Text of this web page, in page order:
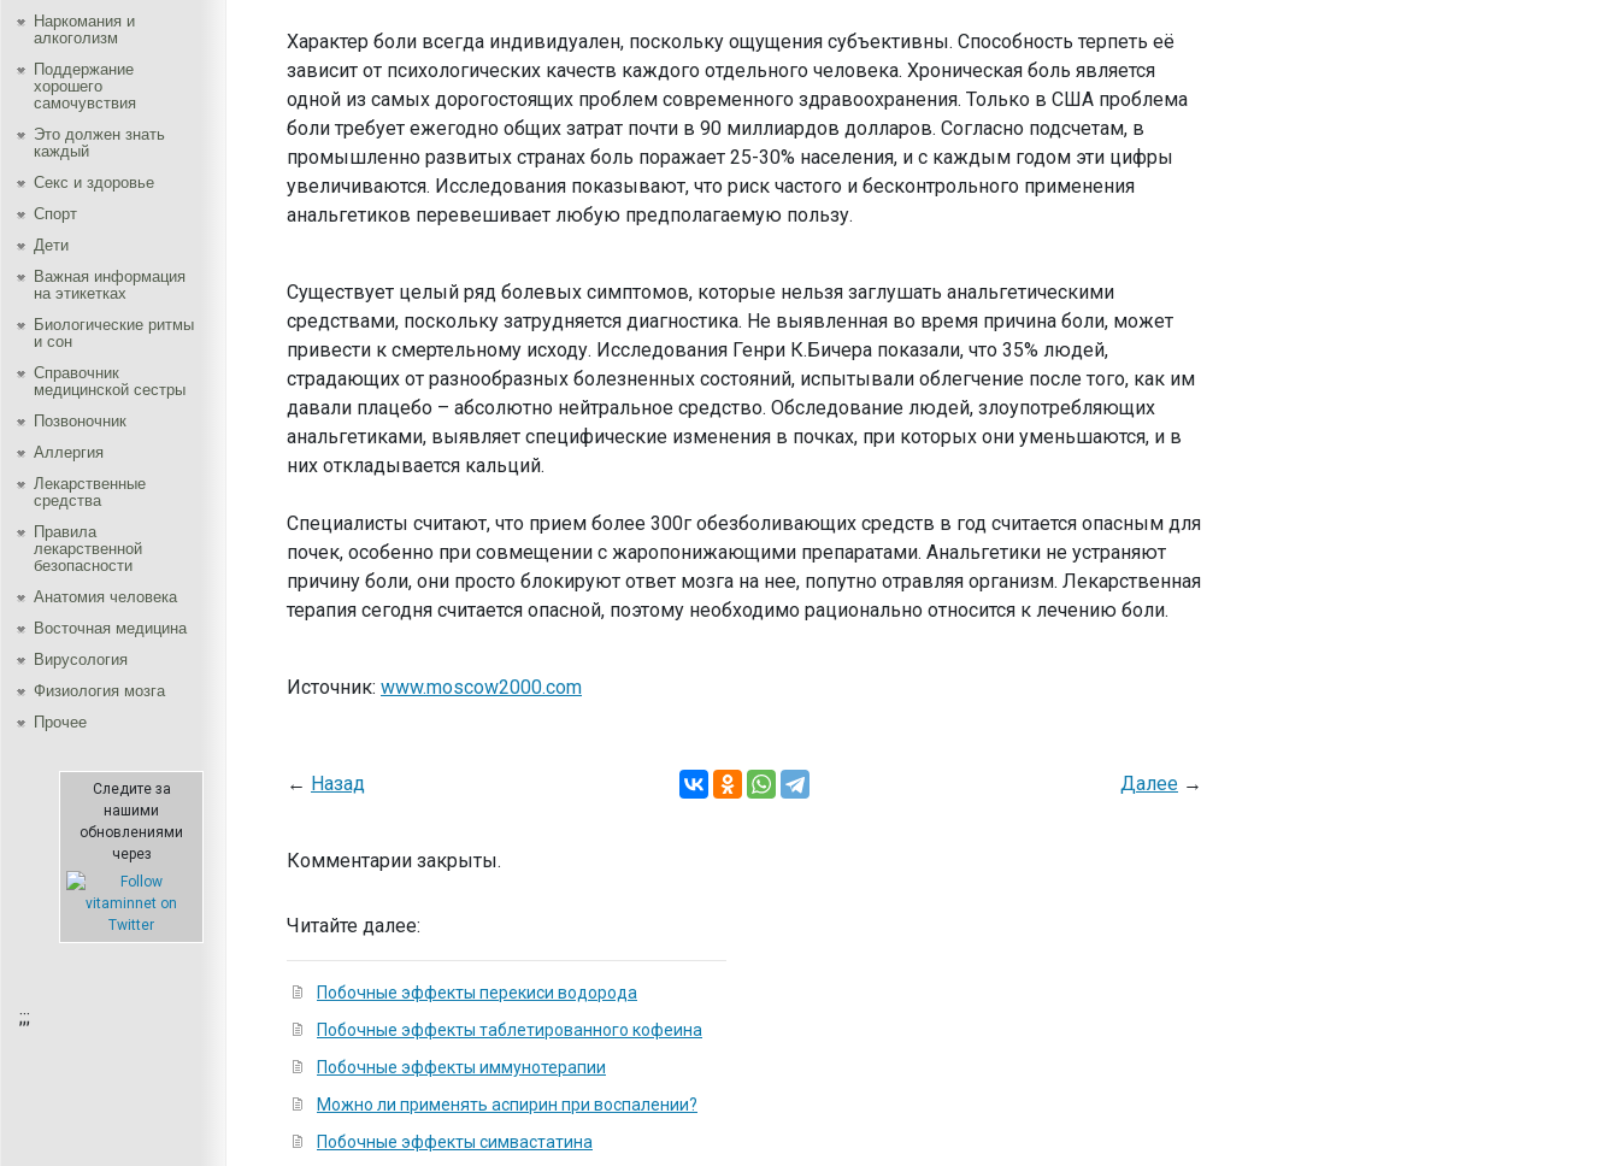
Наркомания и
алкоголизм
Поддержание
хорошего
самочувствия
Это должен знать
каждый
Секс и здоровье
Спорт
Дети
Важная информация
на этикетках
Биологические ритмы
и сон
Справочник
медицинской сестры
Позвоночник
Аллергия
Лекарственные
средства
Правила
лекарственной
безопасности
Aнатомия человека
Восточная медицина
Вирусология
Физиология мозга
Прочее
Следите за
нашими
обновлениями
через
;;;
Характер боли всегда индивидуален, поскольку ощущения субъективны. Способность терпеть её
зависит от психологических качеств каждого отдельного человека. Хроническая боль является
одной из самых дорогостоящих проблем современного здравоохранения. Только в США проблема
боли требует ежегодно общих затрат почти в 90 миллиардов долларов. Согласно подсчетам, в
промышленно развитых странах боль поражает 25-30% населения, и с каждым годом эти цифры
увеличиваются. Исследования показывают, что риск частого и бесконтрольного применения
анальгетиков перевешивает любую предполагаемую пользу.
Существует целый ряд болевых симптомов, которые нельзя заглушать анальгетическими
средствами, поскольку затрудняется диагностика. Не выявленная во время причина боли, может
привести к смертельному исходу. Исследования Генри К.Бичера показали, что 35% людей,
страдающих от разнообразных болезненных состояний, испытывали облегчение после того, как им
давали плацебо – абсолютно нейтральное средство. Обследование людей, злоупотребляющих
анальгетиками, выявляет специфические изменения в почках, при которых они уменьшаются, и в
них откладывается кальций.
Специалисты считают, что прием более 300г обезболивающих средств в год считается опасным для
почек, особенно при совмещении с жаропонижающими препаратами. Анальгетики не устраняют
причину боли, они просто блокируют ответ мозга на нее, попутно отравляя организм. Лекарственная
терапия сегодня считается опасной, поэтому необходимо рационально относится к лечению боли.
Источник: www.moscow2000.com
← Назад Далее→
Комментарии закрыты.
Читайте далее:
Побочные эффекты перекиси водорода
Побочные эффекты таблетированного кофеина
Побочные эффекты иммунотерапии
Можно ли применять аспирин при воспалении?
Побочные эффекты симвастатина